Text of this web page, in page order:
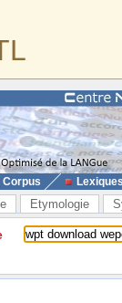
Corpus
Etymologie